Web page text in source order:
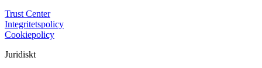
Trust Center
Integritetspolicy
Cookiepolicy
Juridiskt